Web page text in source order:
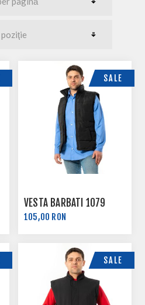
SALE
VESTA BARBATI 1079
105,00 RON
SALE